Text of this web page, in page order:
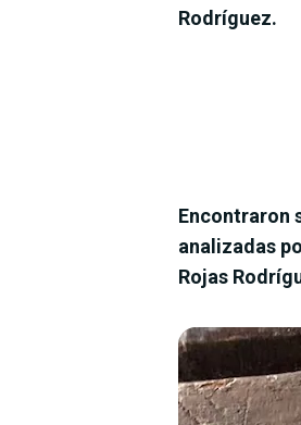
Rodríguez.
Encontraron
analizadas
Rojas